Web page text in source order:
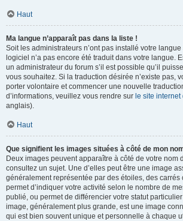
Haut
Ma langue n’apparaît pas dans la liste !
Soit les administrateurs n’ont pas installé votre
logiciel n’a pas encore été traduit dans votre langue.
un administrateur du forum s’il est possible qu’il
vous souhaitez. Si la traduction désirée n’existe pas,
porter volontaire et commencer une nouvelle
d’informations, veuillez vous rendre sur le site
anglais).
Haut
Que signifient les images situées à côté de mon
Deux images peuvent apparaître à côté de votre nom
consultez un sujet. Une d’elles peut être une image
généralement représentée par des étoiles, des carrés
permet d’indiquer votre activité selon le nombre de
publié, ou permet de différencier votre statut particulier
image, généralement plus grande, est une image
qui est bien souvent unique et personnelle à chaque